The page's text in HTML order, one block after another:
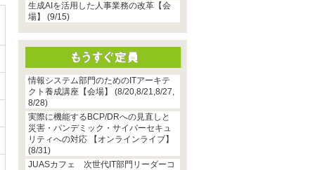
生成AIを活用した人事業務の改革【会
場】 (9/15)
情報システム部門のためのITアーキテ
クト養成講座【会場】 (8/20,8/21,8/27,
8/28)
実際に機能するBCP/DRへの見直しと
災害・パンデミック・サイバーセキュ
リティへの対応 【オンラインライブ】
(8/31)
JUASカフェ 次世代IT部門リーダーコ